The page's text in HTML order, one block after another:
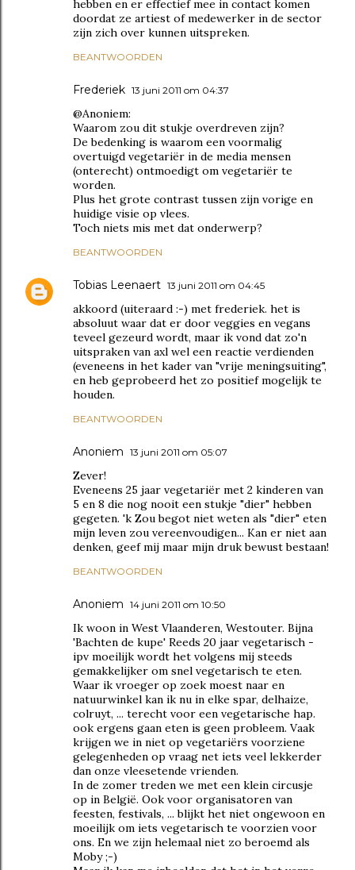
hebben en er effectief mee in contact komen
doordat ze artiest of medewerker in de sector
zijn zich over kunnen uitspreken.
BEANTWOORDEN
Frederiek 13 juni 2011 om 04:37
@Anoniem:
Waarom zou dit stukje overdreven zijn?
De bedenking is waarom een voormalig
overtuigd vegetariër in de media mensen
(onterecht) ontmoedigt om vegetariër te
worden.
Plus het grote contrast tussen zijn vorige en
huidige visie op vlees.
Toch niets mis met dat onderwerp?
BEANTWOORDEN
Tobias Leenaert 13 juni 2011 om 04:45
akkoord (uiteraard :-) met frederiek. het is
absoluut waar dat er door veggies en vegans
teveel gezeurd wordt, maar ik vond dat zo'n
uitspraken van axl wel een reactie verdienden
(eveneens in het kader van "vrije meningsuiting",
en heb geprobeerd het zo positief mogelijk te
houden.
BEANTWOORDEN
Anoniem 13 juni 2011 om 05:07
Zever!
Eveneens 25 jaar vegetariër met 2 kinderen van
5 en 8 die nog nooit een stukje "dier" hebben
gegeten. 'k Zou begot niet weten als "dier" eten
mijn leven zou vereenvoudigen... Kan er niet aan
denken, geef mij maar mijn druk bewust bestaan!
BEANTWOORDEN
Anoniem 14 juni 2011 om 10:50
Ik woon in West Vlaanderen, Westouter. Bijna
'Bachten de kupe' Reeds 20 jaar vegetarisch -
ipv moeilijk wordt het volgens mij steeds
gemakkelijker om snel vegetarisch te eten.
Waar ik vroeger op zoek moest naar en
natuurwinkel kan ik nu in elke spar, delhaize,
colruyt, ... terecht voor een vegetarische hap.
ook ergens gaan eten is geen probleem. Vaak
krijgen we in niet op vegetariërs voorziene
gelegenheden op vraag net iets veel lekkerder
dan onze vleesetende vrienden.
In de zomer treden we met een klein circusje
op in België. Ook voor organisatoren van
feesten, festivals, ... blijkt het niet ongewoon en
moeilijk om iets vegetarisch te voorzien voor
ons. En we zijn helemaal niet zo beroemd als
Moby ;-)